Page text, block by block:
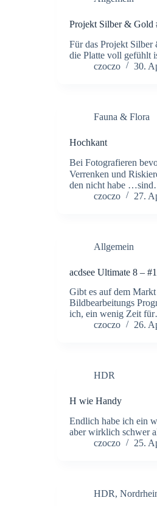
Projekt Silber & Gold
Für das Projekt Silber
die Platte voll gefühlt
czoczo
30.
Fauna & Flora
Hochkant
Bei Fotografieren
Verrenken und
den nicht habe
czoczo
27.
Allgemein
acdsee Ultimate 8 – #1
Gibt es auf dem
Bildbearbeitungs
ich, ein wenig Zeit
czoczo
26.
HDR
H wie Handy
Endlich habe ich ein
aber wirklich schwer
czoczo
25.
HDR,